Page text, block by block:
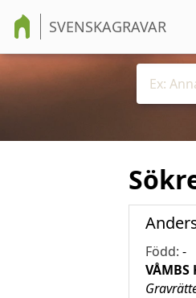
SVENSKAGRAVAR
Född: -
VÅMBS